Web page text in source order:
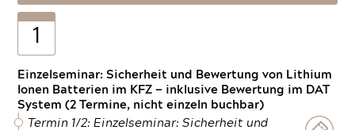
1
Einzelseminar: Sicherheit und Bewertung von Lithium
Ionen Batterien im KFZ — inklusive Bewertung im DAT
System (2 Termine, nicht einzeln buchbar)
Termin 1/2: Einzelseminar: Sicherheit und